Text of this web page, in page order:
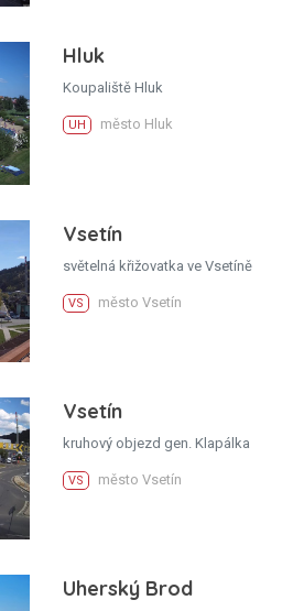
Hluk
Koupaliště Hluk
UH město Hluk
Vsetín
světelná křižovatka ve Vsetíně
VS město Vsetín
Vsetín
kruhový objezd gen. Klapálka
VS město Vsetín
Uherský Brod